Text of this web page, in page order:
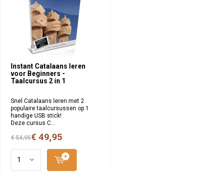
Instant Catalaans leren
voor Beginners -
Taalcursus 2 in 1
Snel Catalaans leren met 2
populaire taalcursussen op 1
handige USB stick!
Deze cursus C...
€ 54,95€ 49,95